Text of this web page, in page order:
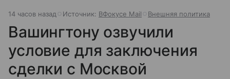
14 часов назад Источник: ВФокусе Mail Внешняя политика
Вашингтону озвучили
условие для заключения
сделки с Москвой